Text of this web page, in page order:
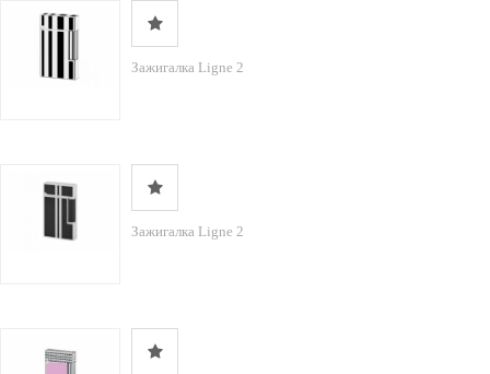
Зажигалка Ligne 2
Зажигалка Ligne 2